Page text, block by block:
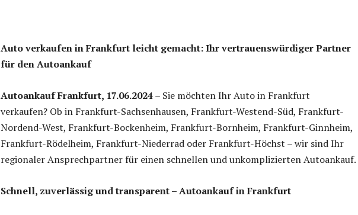
Auto verkaufen in Frankfurt leicht gemacht: Ihr vertrauenswürdiger Partner
für den Autoankauf
Autoankauf Frankfurt, 17.06.2024– Sie möchten Ihr Auto in Frankfurt
verkaufen? Ob in Frankfurt-Sachsenhausen, Frankfurt-Westend-Süd, Frankfurt-
Nordend-West, Frankfurt-Bockenheim, Frankfurt-Bornheim, Frankfurt-Ginnheim,
Frankfurt-Rödelheim, Frankfurt-Niederrad oder Frankfurt-Höchst – wir sind Ihr
regionaler Ansprechpartner für einen schnellen und unkomplizierten Autoankauf.
Schnell, zuverlässig und transparent – Autoankauf in Frankfurt